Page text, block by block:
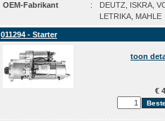
OEM-Fabrikant
:
DEUTZ, ISKRA,
LETRIKA, MAHLE
011294 - Starter
toon
€